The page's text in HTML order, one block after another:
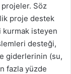
Söz
proje destek
kurmak isteyen
desteği,
giderlerinin (su,
fazla yüzde